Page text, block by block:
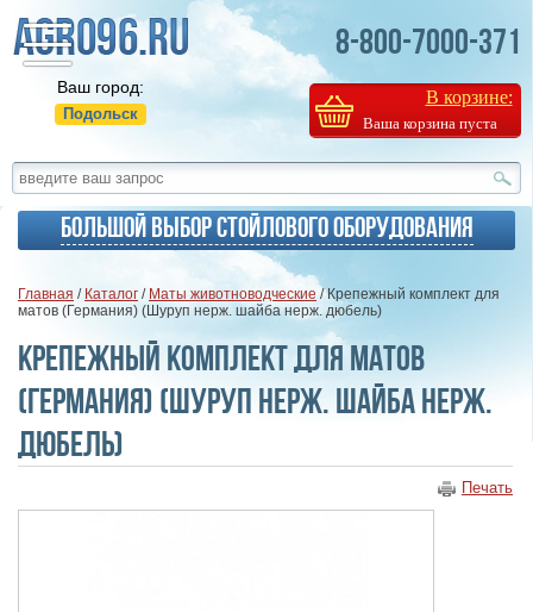
Ваш город:
Подольск
8-800-7000-371
В корзине:
Ваша корзина пуста
Большой выбор стойлового оборудования
Главная / Каталог / Маты животноводческие / Крепежный комплект для
матов (Германия) (Шуруп нерж. шайба нерж. дюбель)
Крепежный комплект для матов
(Германия) (Шуруп нерж. шайба нерж.
дюбель)
Печать